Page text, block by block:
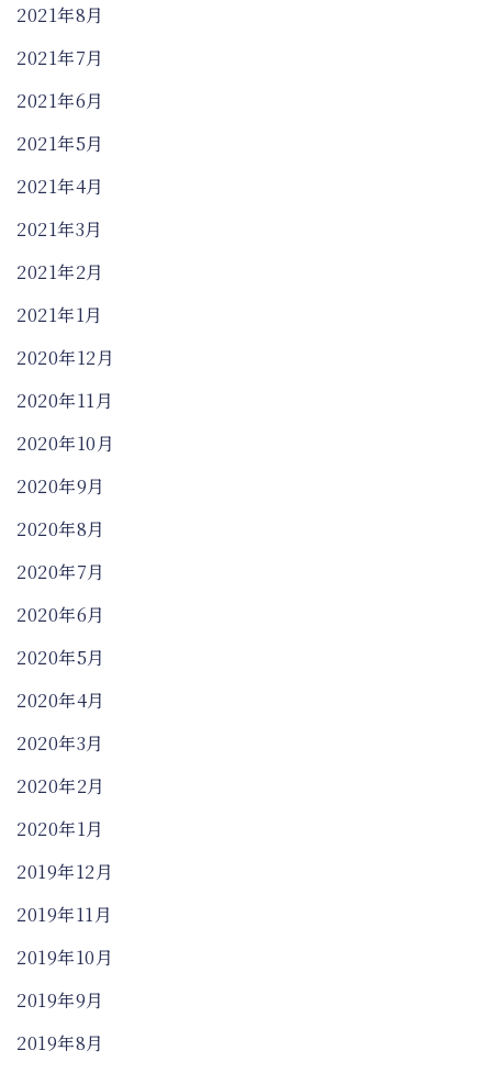
2021年8月
2021年7月
2021年6月
2021年5月
2021年4月
2021年3月
2021年2月
2021年1月
2020年12月
2020年11月
2020年10月
2020年9月
2020年8月
2020年7月
2020年6月
2020年5月
2020年4月
2020年3月
2020年2月
2020年1月
2019年12月
2019年11月
2019年10月
2019年9月
2019年8月